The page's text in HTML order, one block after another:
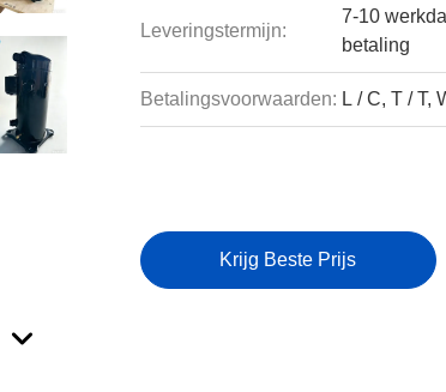
Leveringstermijn:
7-10
betaling
Betalingsvoorwaarden: L / C, T / T,
Krijg Beste Prijs